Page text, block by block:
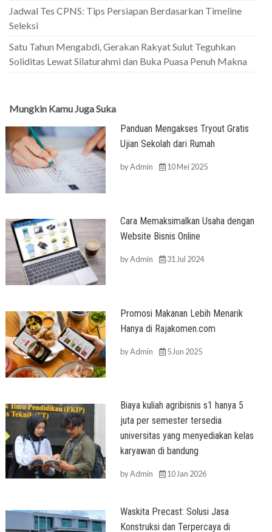
Jadwal Tes CPNS: Tips Persiapan Berdasarkan Timeline
Seleksi
Satu Tahun Mengabdi, Gerakan Rakyat Sulut Teguhkan
Soliditas Lewat Silaturahmi dan Buka Puasa Penuh Makna
Mungkin Kamu Juga Suka
Panduan Mengakses Tryout Gratis
Ujian Sekolah dari Rumah
byAdmin 10 Mei 2025
Cara Memaksimalkan Usaha dengan
Website Bisnis Online
byAdmin 31 Jul 2024
Promosi Makanan Lebih Menarik
Hanya di Rajakomen.com
byAdmin 5 Jun 2025
Biaya kuliah agribisnis s1 hanya 5
juta per semester tersedia
universitas yang menyediakan kelas
karyawan di bandung
byAdmin 10 Jan 2026
Waskita Precast: Solusi Jasa
Konstruksi dan Terpercaya di